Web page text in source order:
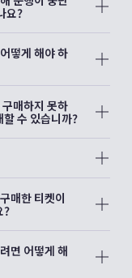
기 바랍니다.
니다. 어린이를 포함한
습니다. (예: 디지털 하
시에 사용 할수 있지만,
용 할 때는 각 티켓별로
.
원의 이용이 가능한 티
를 구매한 경우에, 자녀
능한 티켓 및 양도 방법
한정입니다. 따라서 자
은 분은 이용하실 수
은 필요하지 않습니다)
요?
트(EMot 온라인 티켓)
차를 진행한 경우,
수료는 환불됩니다.
는,
불가능합니다.
떻게 해야 하
구매하지 못하
수 있습니까?
도 할 수 있습니다. 양
예약사이트에서 티켓을
하신 분은 양도가 불가
급 받아주시길 바랍니
매한 티켓이
?
면 어떻게 해